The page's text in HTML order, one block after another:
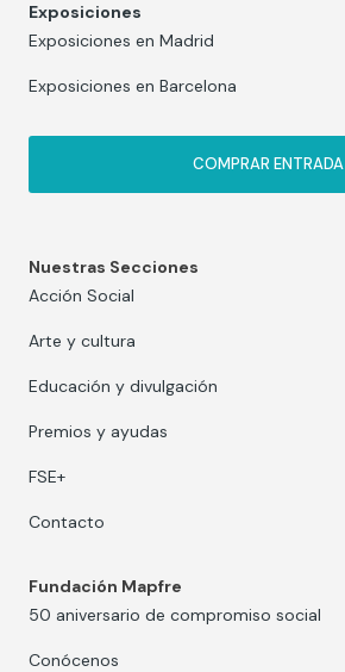
Exposiciones
Exposiciones en Madrid
Exposiciones en Barcelona
COMPRAR ENTRADA
Nuestras Secciones
Acción Social
Arte y cultura
Educación y divulgación
Premios y ayudas
FSE+
Contacto
Fundación Mapfre
50 aniversario de compromiso social
Conócenos